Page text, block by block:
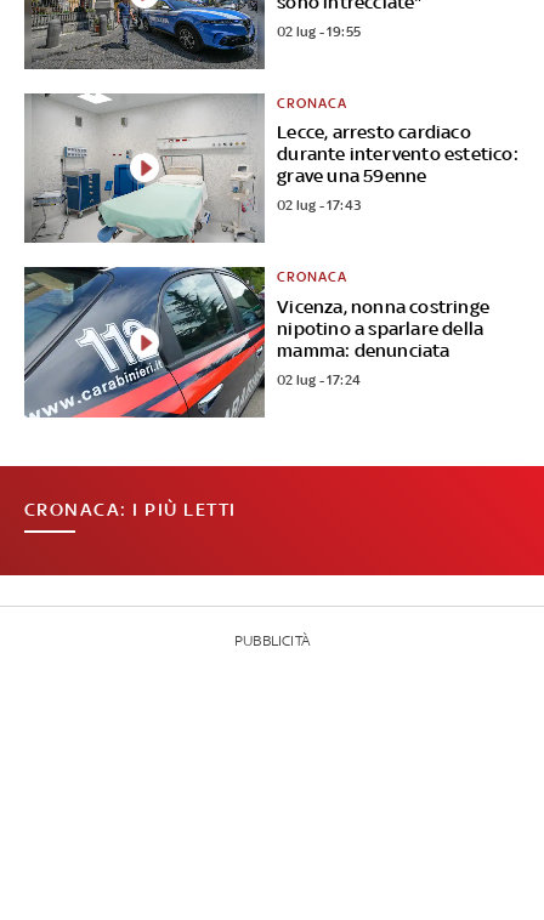
02 lug - 19:55
Lecce, arresto cardiaco
durante intervento estetico:
grave una 59enne
CRONACA
02 lug - 17:43
Vicenza, nonna costringe
nipotino a sparlare della
mamma: denunciata
CRONACA
02 lug - 17:24
CRONACA: I PIÙ LETTI
PUBBLICITÀ